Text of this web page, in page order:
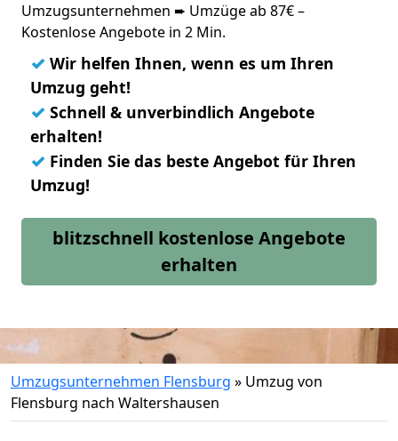
Umzugsunternehmen ➨ Umzüge ab 87€ –
Kostenlose Angebote in 2 Min.
✓ Wir helfen Ihnen, wenn es um Ihren
Umzug geht!
✓ Schnell & unverbindlich Angebote
erhalten!
✓ Finden Sie das beste Angebot für Ihren
Umzug!
blitzschnell kostenlose Angebote
erhalten
Umzugsunternehmen Flensburg » Umzug von
Flensburg nach Waltershausen